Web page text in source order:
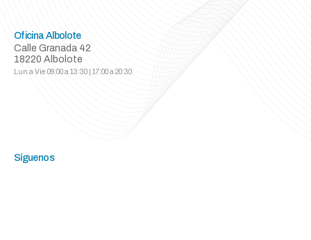
Oficina Albolote
Calle Granada 42
18220 Albolote
Lun a Vie 09:00 a 13:30 | 17:00 a 20:30
Síguenos